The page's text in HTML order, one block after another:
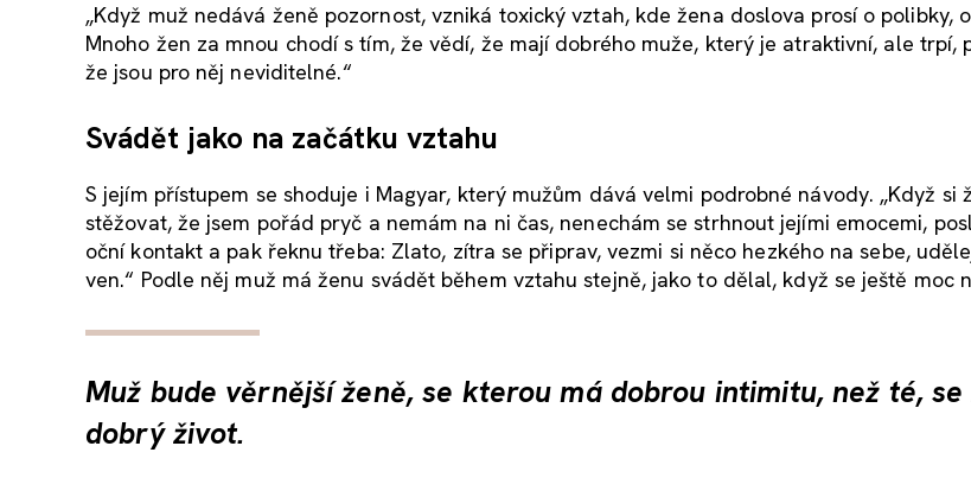
„Když muž nedává ženě pozornost, vzniká toxický vztah, kde žena doslova prosí o polibky,
Mnoho žen za mnou chodí s tím, že vědí, že mají dobrého muže, který je atraktivní, ale trpí,
že jsou pro něj neviditelné.“
Svádět jako na začátku vztahu
S jejím přístupem se shoduje i Magyar, který mužům dává velmi podrobné návody. „Když si
stěžovat, že jsem pořád pryč a nemám na ni čas, nenechám se strhnout jejími emocemi,
oční kontakt a pak řeknu třeba: Zlato, zítra se připrav, vezmi si něco hezkého na sebe,
ven.“ Podle něj muž má ženu svádět během vztahu stejně, jako to dělal, když se ještě moc
Muž bude věrnější ženě, se kterou má dobrou intimitu, než té,
dobrý život.